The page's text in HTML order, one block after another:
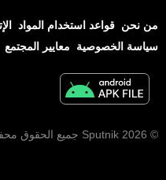
من نحن قواعد استخدام المواد
سياسة الخصوصية
معايير المجتمع
© 2026 Sputnik جميع الحقوق محفوظة. +18